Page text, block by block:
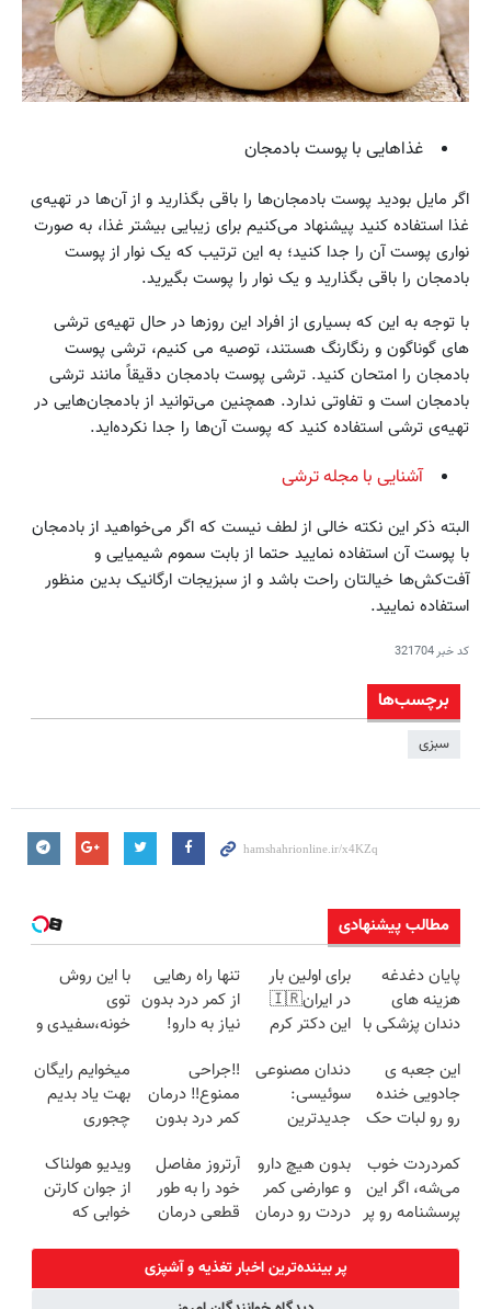
غذاهایی با پوست بادمجان
اگر مایل بودید پوست بادمجان‌ها را باقی بگذارید و از آن‌ها در تهیه‌ی
غذا استفاده کنید پیشنهاد می‌کنیم برای زیبایی بیشتر غذا، به صورت
نواری پوست آن را جدا کنید؛ به این ترتیب که یک نوار از پوست
بادمجان را باقی بگذارید و یک نوار را پوست بگیرید.
با توجه به این که بسیاری از افراد اين روزها در حال تهیه‌ی ترشی
های گوناگون و رنگارنگ هستند، توصیه می کنیم، ترشی پوست
بادمجان را امتحان کنید. ترشی پوست بادمجان دقیقاً مانند ترشی
بادمجان است و تفاوتی ندارد. همچنین می‌توانید از بادمجان‌هایی در
تهیه‌ی ترشی استفاده کنید که پوست آن‌ها را جدا نکرده‌اید.
آشنایی با مجله ترشی
البته ذکر این نکته خالی از لطف نیست که اگر می‌خواهید از بادمجان
با پوست آن استفاده نمایید حتما از بابت سموم شیمیایی و
آفت‌کش‌ها خیالتان راحت باشد و از سبزیجات ارگانیک بدین منظور
استفاده نمایید.
کد خبر321704
برچسب‌ها
سبزی
مطالب پیشنهادی
پایان دغدغه
هزینه های
دندان پزشکی با
کننده خانگی
برای اولین بار
در ایران🇮🇷
این دکتر کرم
روزه ساخت!
تنها راه رهایی
از کمر درد بدون
نیاز به دارو!
با این روش
توی
خونه،سفیدی و
برگردون
(40%off)
این جعبه ی
جادویی خنده
رو رو لبات حک
خرید40%تخفیف
دندان مصنوعی
سوئیسی:
جدیدترین
سبک و مقاوم |
پرداخت قسطی
‼️جراحی
ممنوع‼️ درمان
کمر درد بدون
نقاهت
میخوایم رایگان
بهت یاد بدیم
چجوری
نداری امتحانش
مجانیه
کمردردت خوب
می‌شه، اگر این
پرسشنامه رو پر
بدون هیچ دارو
و عوارضی کمر
دردت رو درمان
(پرسش‌نامه)
آرتروز مفاصل
خود را به طور
قطعی درمان
◗پرسش‌نامه◖
ویدیو هولناک
از جوان کارتن
خوابی که
پر بیننده‌ترین اخبار تغذیه و آشپزی